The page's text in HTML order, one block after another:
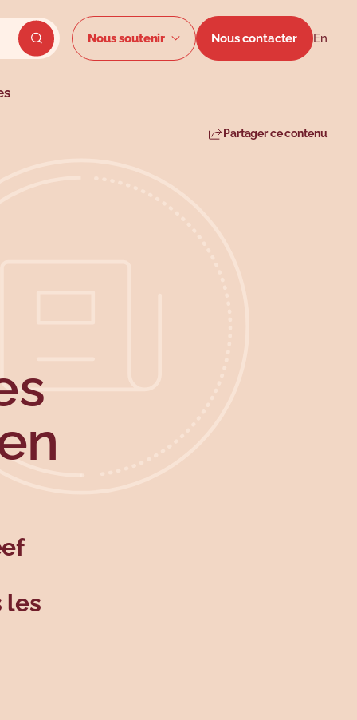
Envoyer la recherche du site
Menu
Nous soutenir Nous contacter En
Partager ce contenu
les